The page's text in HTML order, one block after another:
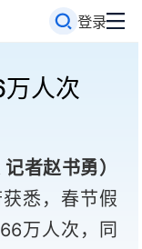
登录
人次
者赵书勇）
悉，春节假
万人次，同